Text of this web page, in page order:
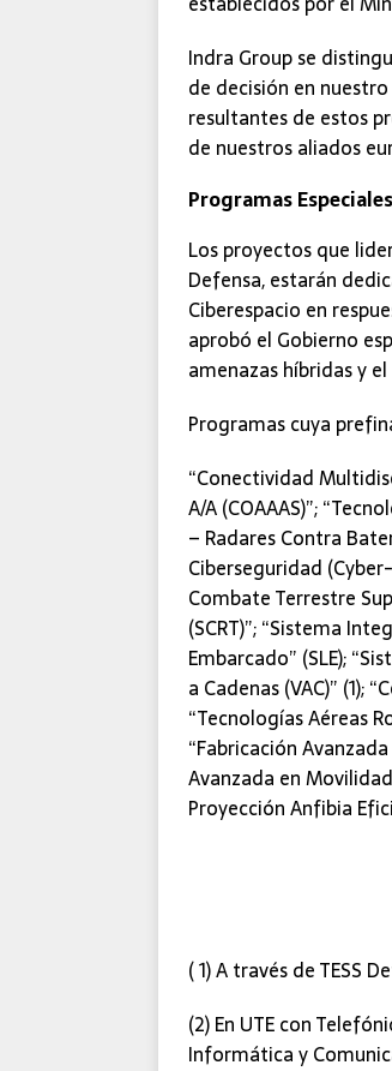
Indra Group se
de decisión en
resultantes de estos
de nuestros aliados
Programas
Los proyectos que
Defensa, estarán
Ciberespacio en
aprobó el Gobierno
amenazas híbridas y
Programas cuya
“Conectividad
A/A (COAAAS)”;
– Radares Contra
Ciberseguridad
Combate Terrestre
(SCRT)”; “Sistema
Embarcado” (SLE);
a Cadenas (VAC)” (1);
“Tecnologías Aéreas
“Fabricación
Avanzada en
Proyección Anfibia
( 1) A través de TESS
(2) En UTE con
Informática y